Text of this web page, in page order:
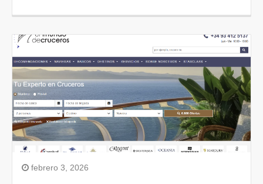
febrero 3, 2026